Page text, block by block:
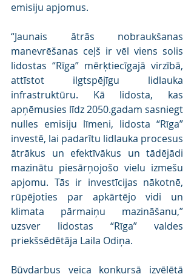
emisiju apjomus.
“Jaunais ātrās nobraukšanas
manevrēšanas ceļš ir vēl viens solis
lidostas “Rīga” mērķtiecīgajā virzībā,
attīstot ilgtspējīgu lidlauka
infrastruktūru. Kā lidosta, kas
apņēmusies līdz 2050.gadam sasniegt
nulles emisiju līmeni, lidosta “Rīga”
investē, lai padarītu lidlauka procesus
ātrākus un efektīvākus un tādējādi
mazinātu piesārņojošo vielu izmešu
apjomu. Tās ir investīcijas nākotnē,
rūpējoties par apkārtējo vidi un
klimata pārmaiņu mazināšanu,”
uzsver lidostas “Rīga” valdes
priekšsēdētāja Laila Odiņa.
Būvdarbus veica konkursā izvēlētā